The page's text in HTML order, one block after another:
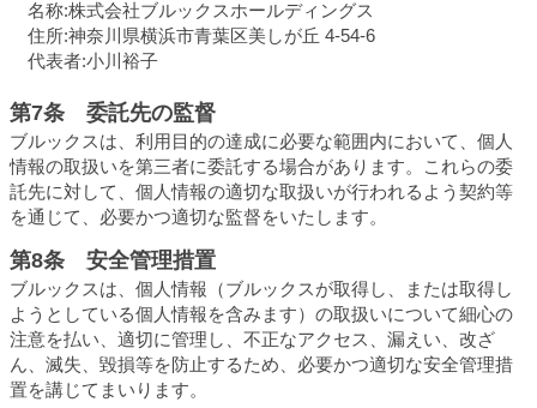
名称:株式会社ブルックスホールディングス
住所:神奈川県横浜市青葉区美しが丘 4-54-6
代表者:小川裕子
第7条 委託先の監督
ブルックスは、利用目的の達成に必要な範囲内において、個人
情報の取扱いを第三者に委託する場合があります。これらの委
託先に対して、個人情報の適切な取扱いが行われるよう契約等
を通じて、必要かつ適切な監督をいたします。
第8条 安全管理措置
ブルックスは、個人情報（ブルックスが取得し、または取得し
ようとしている個人情報を含みます）の取扱いについて細心の
注意を払い、適切に管理し、不正なアクセス、漏えい、改ざ
ん、滅失、毀損等を防止するため、必要かつ適切な安全管理措
置を講じてまいります。